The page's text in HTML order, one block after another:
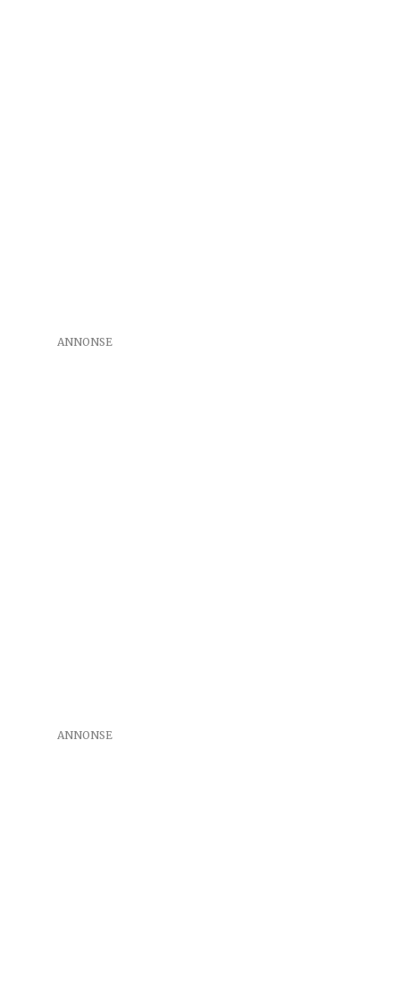
ANNONSE
ANNONSE